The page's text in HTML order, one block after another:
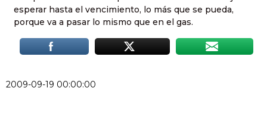
esperar hasta el vencimiento, lo más que se pueda,
porque va a pasar lo mismo que en el gas.
2009-09-19 00:00:00